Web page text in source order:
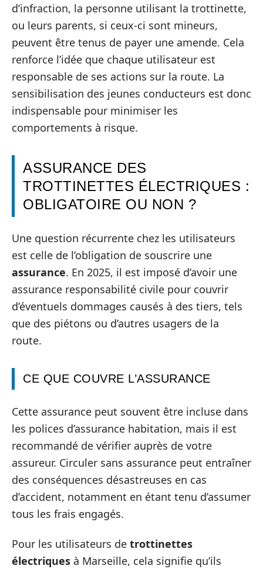
d’infraction, la personne utilisant la trottinette,
ou leurs parents, si ceux-ci sont mineurs,
peuvent être tenus de payer une amende. Cela
renforce l’idée que chaque utilisateur est
responsable de ses actions sur la route. La
sensibilisation des jeunes conducteurs est donc
indispensable pour minimiser les
comportements à risque.
ASSURANCE DES
TROTTINETTES ÉLECTRIQUES :
OBLIGATOIRE OU NON ?
Une question récurrente chez les utilisateurs
est celle de l’obligation de souscrire une
assurance. En 2025, il est imposé d’avoir une
assurance responsabilité civile pour couvrir
d’éventuels dommages causés à des tiers, tels
que des piétons ou d’autres usagers de la
route.
CE QUE COUVRE L’ASSURANCE
Cette assurance peut souvent être incluse dans
les polices d’assurance habitation, mais il est
recommandé de vérifier auprès de votre
assureur. Circuler sans assurance peut entraîner
des conséquences désastreuses en cas
d’accident, notamment en étant tenu d’assumer
tous les frais engagés.
Pour les utilisateurs de trottinettes
électriques à Marseille, cela signifie qu’ils